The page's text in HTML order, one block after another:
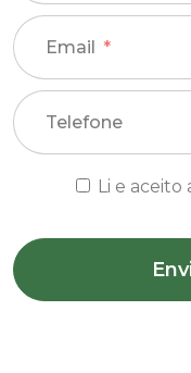
Email
Telefone
Li e aceito